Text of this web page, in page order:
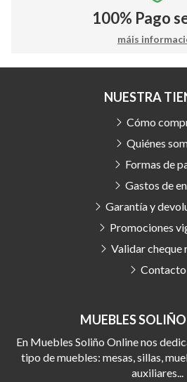
100% Pago
máis
MUEBLES
En Muebles Soliño Online nos
tipo de muebles: mesas, sillas,
auxiliares...
NUESTRA
Cómo
Quiénes
Formas de
Gastos de
Garantía y
Promociones
Validar cheque
Contacto